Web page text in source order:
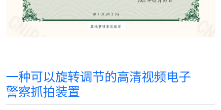
一种可以旋转调节的高清视频电子
警察抓拍装置